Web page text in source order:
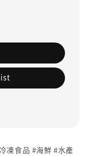
凍食品 #海鮮 #水產